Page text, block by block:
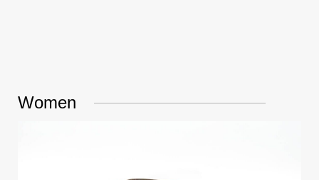
Women